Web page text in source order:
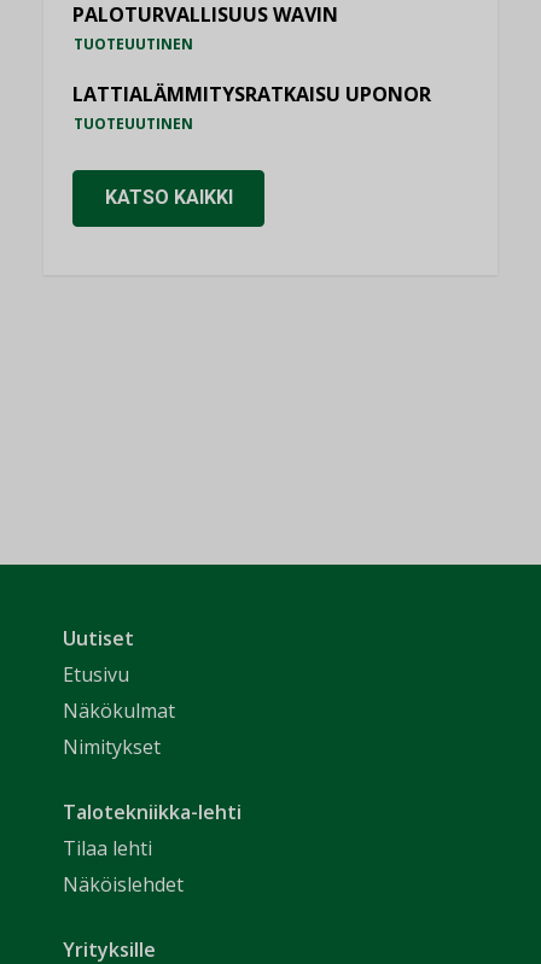
PALOTURVALLISUUS WAVIN
TUOTEUUTINEN
LATTIALÄMMITYSRATKAISU UPONOR
TUOTEUUTINEN
KATSO KAIKKI
Uutiset
Etusivu
Näkökulmat
Nimitykset
Talotekniikka-lehti
Tilaa lehti
Näköislehdet
Yrityksille